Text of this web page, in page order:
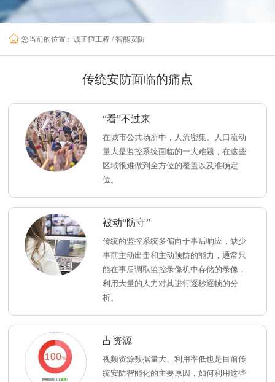
您当前的位置 : 诚正恒工程 / 智能安防
传统安防面临的痛点
“看”不过来
在城市公共场所中，人流密集、人口流动
量大是监控系统面临的一大难题，在这些
区域很难做到全方位的覆盖以及准确定
位。
被动“防守”
传统的监控系统多偏向于事后响应，缺少
事前主动出击和主动预防的能力，通常只
能在事后调取监控录像机中存储的录像，
利用大量的人力对其进行逐秒逐帧的分
析。
占资源
视频资源数据量大、利用率低也是目前传
统安防智能化的主要原因，如何利用这些